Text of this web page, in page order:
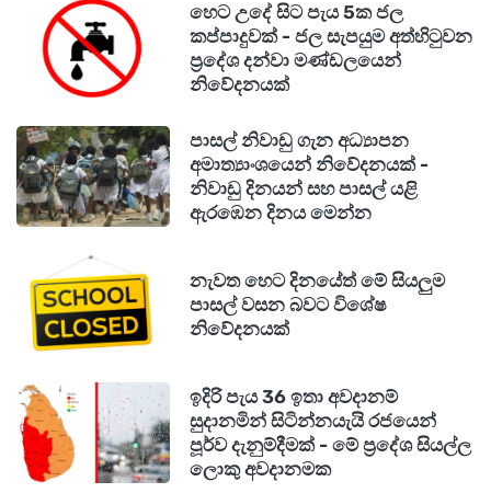
හෙට උදේ සිට පැය 5ක ජල
කප්පාදුවක් - ජල සැපයුම අත්හිටුවන
ප්‍රදේශ දන්වා මණ්ඩලයෙන්
නිවේදනයක්
පාසල් නිවාඩු ගැන අධ්‍යාපන
අමාත්‍යාංශයෙන් නිවේදනයක් -
නිවාඩු දිනයන් සහ පාසල් යළි
ඇරඹෙන දිනය මෙන්න
නැවත හෙට දිනයේත් මේ සියලුම
පාසල් වසන බවට විශේෂ
නිවේදනයක්
ඉදිරි පැය 36 ඉතා අවදානම්
සුදානමින් සිටින්නයැයි රජයෙන්
පූර්ව දැනුම්දීමක් - මේ ප්‍රදේශ සියල්ල
ලොකු අවදානමක